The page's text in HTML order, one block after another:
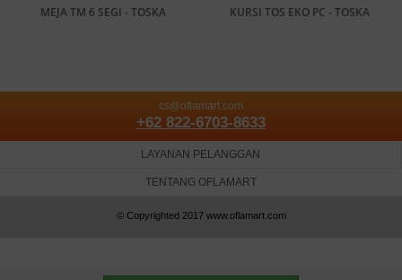
MEJA TM 6 SEGI - TOSKA KURSI TOS EKO PC - TOSKA
cs@oflamart.com
+62 822-6703-8633
LAYANAN PELANGGAN
TENTANG OFLAMART
© Copyrighted 2017 www.oflamart.com